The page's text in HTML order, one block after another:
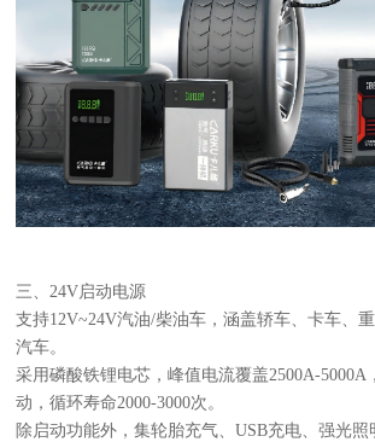
三、24V启动电源
支持12V~24V汽油/柴油车，涵盖轿车、卡车、
汽车。
采用磷酸铁锂电芯，峰值电流覆盖2500A-
动，循环寿命2000-3000次。
除启动功能外，集轮胎充气、USB充电、强光照